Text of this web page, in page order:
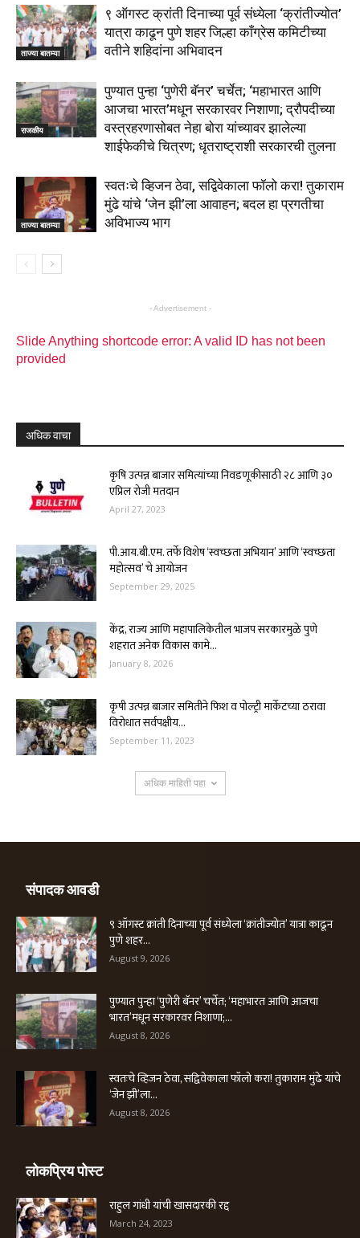
ताज्या बातम्या
९ ऑगस्ट क्रांती दिनाच्या पूर्व संध्येला ‘क्रांतीज्योत’
यात्रा काढून पुणे शहर जिल्हा काँग्रेस कमिटीच्या
वतीने शहिदांना अभिवादन
राजकीय
पुण्यात पुन्हा ‘पुणेरी बॅनर’ चर्चेत; ‘महाभारत आणि
आजचा भारत’मधून सरकारवर निशाणा; द्रौपदीच्या
वस्त्रहरणासोबत नेहा बोरा यांच्यावर झालेल्या
शाईफेकीचे चित्रण; धृतराष्ट्राशी सरकारची तुलना
ताज्या बातम्या
स्वतःचे व्हिजन ठेवा, सद्विवेकाला फॉलो करा! तुकाराम
मुंढे यांचे ‘जेन झी’ला आवाहन; बदल हा प्रगतीचा
अविभाज्य भाग
- Advertisement -
Slide Anything shortcode error: A valid ID has not been
provided
अधिक वाचा
कृषि उत्पन्न बाजार समित्यांच्या निवडणूकीसाठी २८ आणि ३०
एप्रिल रोजी मतदान
April 27, 2023
पी.आय.बी.एम. तर्फे विशेष ‘स्वच्छता अभियान’ आणि ‘स्वच्छता
महोत्सव’ चे आयोजन
September 29, 2025
केंद्र, राज्य आणि महापालिकेतील भाजप सरकारमुळे पुणे
शहरात अनेक विकास कामे...
January 8, 2026
कृषी उत्पन्न बाजार समितीने फिश व पोल्ट्री मार्केटच्या ठरावा
विरोधात सर्वपक्षीय...
September 11, 2023
अधिक माहिती पहा
संपादक आवडी
९ ऑगस्ट क्रांती दिनाच्या पूर्व संध्येला ‘क्रांतीज्योत’ यात्रा काढून
पुणे शहर...
August 9, 2026
पुण्यात पुन्हा ‘पुणेरी बॅनर’ चर्चेत; ‘महाभारत आणि आजचा
भारत’मधून सरकारवर निशाणा;...
August 8, 2026
स्वतःचे व्हिजन ठेवा, सद्विवेकाला फॉलो करा! तुकाराम मुंढे यांचे
‘जेन झी’ला...
August 8, 2026
लोकप्रिय पोस्ट
राहुल गांधी यांची खासदारकी रद्द
March 24, 2023